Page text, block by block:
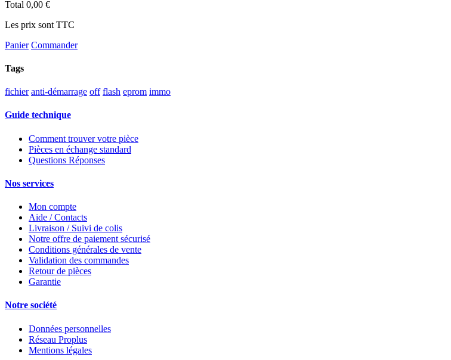
Total 0,00 €
Les prix sont TTC
Panier Commander
Tags
fichier anti-démarrage off flash eprom immo
Guide technique
Comment trouver votre pièce
Pièces en échange standard
Questions Réponses
Nos services
Mon compte
Aide / Contacts
Livraison / Suivi de colis
Notre offre de paiement sécurisé
Conditions générales de vente
Validation des commandes
Retour de pièces
Garantie
Notre société
Données personnelles
Réseau Proplus
Mentions légales